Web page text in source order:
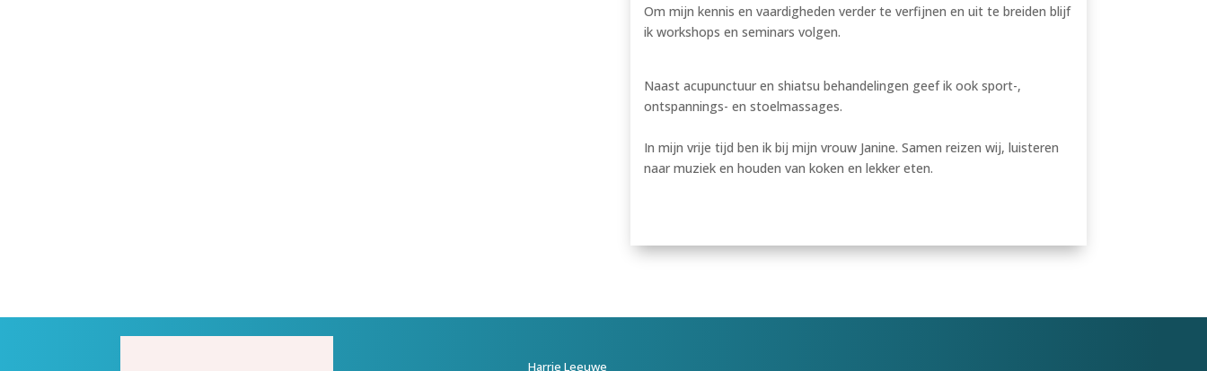
Om mijn kennis en vaardigheden verder te verfijnen en uit te breiden blijf
ik workshops en seminars volgen.
Naast acupunctuur en shiatsu behandelingen geef ik ook sport-,
ontspannings- en stoelmassages.
In mijn vrije tijd ben ik bij mijn vrouw Janine. Samen reizen wij, luisteren
naar muziek en houden van koken en lekker eten.
Harrie Leeuwe